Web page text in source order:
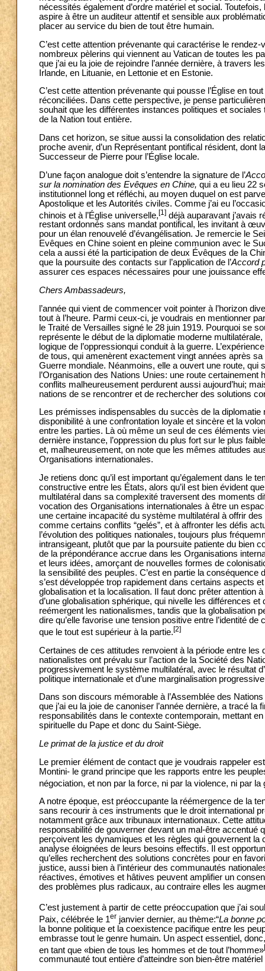
nécessités également d’ordre matériel et social.
aspire à être un auditeur attentif et sensible aux
placer au service du bien de tout être humain.
C’est cette attention prévenante qui caractérise le
nombreux pèlerins qui viennent au Vatican de toutes les
que j’ai eu la joie de rejoindre l’année dernière, à travers
Irlande, en Lituanie, en Lettonie et en Estonie.
C’est cette attention prévenante qui pousse l’Église en
réconciliées. Dans cette perspective, je pense
souhait que les différentes instances politiques et
de la Nation tout entière.
Dans cet horizon, se situe aussi la consolidation des
proche avenir, d’un Représentant pontifical résident,
Successeur de Pierre pour l’Église locale.
D’une façon analogue doit s’entendre la signature de l’
sur la nomination des Evêques en Chine, qui a eu lieu 22
institutionnel long et réfléchi, au moyen duquel on est
Apostolique et les Autorités civiles. Comme j’ai eu
chinois et à l’Église universelle,[1] déjà auparavant j’avais
restant ordonnés sans mandat pontifical, les invitant à
pour un élan renouvelé d’évangélisation. Je remercie le
Evêques en Chine soient en pleine communion avec le
cela a aussi été la participation de deux Évêques de la
que la poursuite des contacts sur l’application de l’Accord
assurer ces espaces nécessaires pour une jouissance
Chers Ambassadeurs,
l’année qui vient de commencer voit pointer à l’horizon
tout à l’heure. Parmi ceux-ci, je voudrais en mentionner
le Traité de Versailles signé le 28 juin 1919. Pourquoi se
représente le début de la diplomatie moderne
logique de l’oppressionqui conduit à la guerre.
de tous, qui amenèrent exactement vingt années après
Guerre mondiale. Néanmoins, elle a ouvert une route, qui
l’Organisation des Nations Unies: une route
conflits malheureusement perdurent aussi aujourd’hui;
nations de se rencontrer et de rechercher des solutions
Les prémisses indispensables du succès de la
disponibilité à une confrontation loyale et sincère et la
entre les parties. Là où même un seul de ces éléments
dernière instance, l’oppression du plus fort sur le plus
et, malheureusement, on note que les mêmes attitudes
Organisations internationales.
Je retiens donc qu’il est important qu’également dans le
constructive entre les États, alors qu’il est bien évident
multilatéral dans sa complexité traversent des moments
vocation des Organisations internationales à être un
une certaine incapacité du système multilatéral à offrir
comme certains conflits “gelés”, et à affronter les défis
l’évolution des politiques nationales, toujours plus
intransigeant, plutôt que par la poursuite patiente du bien
de la prépondérance accrue dans les Organisations
et leurs idées, amorçant de nouvelles formes de
la sensibilité des peuples. C’est en partie la
s’est développée trop rapidement dans certains aspects
globalisation et la localisation. Il faut donc prêter attention
d’une globalisation sphérique, qui nivelle les différences
reémergent les nationalismes, tandis que la globalisation
dire qu’elle favorise une tension positive entre l’identité
que le tout est supérieur à la partie.[2]
Certaines de ces attitudes renvoient à la période entre
nationalistes ont prévalu sur l’action de la Société des
progressivement le système multilatéral, avec le résultat
politique internationale et d’une marginalisation
Dans son discours mémorable à l’Assemblée des
que j’ai eu la joie de canoniser l’année dernière, a tracé
responsabilités dans le contexte contemporain, mettant
spirituelle du Pape et donc du Saint-Siège.
Le primat de la justice et du droit
Le premier élément de contact que je voudrais rappeler
Montini- le grand principe que les rapports entre les
négociation, et non par la force, ni par la violence, ni par
A notre époque, est préoccupante la réémergence de la
sans recourir à ces instruments que le droit international
notamment grâce aux tribunaux internationaux. Cette
responsabilité de gouverner devant un mal-être
perçoivent les dynamiques et les règles qui gouvernent
analyse éloignées de leurs besoins effectifs. Il est
qu’elles recherchent des solutions concrètes pour en
justice, aussi bien à l’intérieur des communautés
réactives, émotives et hâtives peuvent amplifier un
des problèmes plus radicaux, au contraire elles les
C’est justement à partir de cette préoccupation que j’ai
Paix, célébrée le 1er janvier dernier, au thème:“La bonne
la bonne politique et la coexistence pacifique entre les
embrasse tout le genre humain. Un aspect essentiel,
en tant que «bien de tous les hommes et de tout l’homme»
communauté tout entière d’atteindre son bien-être